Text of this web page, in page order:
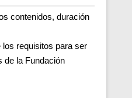
contenidos, duración
requisitos para ser
de la Fundación